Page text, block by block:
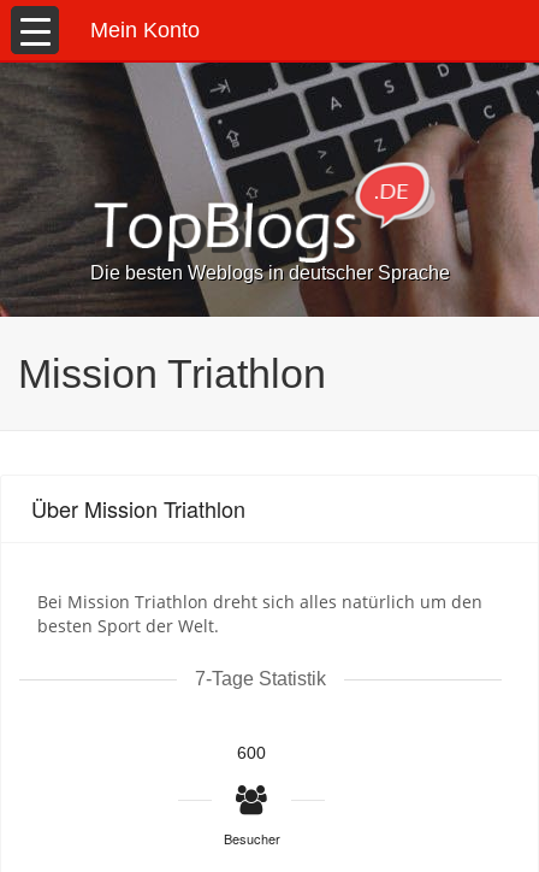
Mein Konto
Die besten Weblogs in deutscher Sprache
Mission Triathlon
Über Mission Triathlon
Bei Mission Triathlon dreht sich alles natürlich um den
besten Sport der Welt.
7-Tage Statistik
600
Besucher